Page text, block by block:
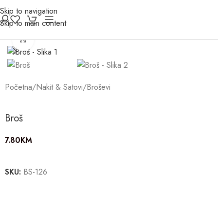
Skip to navigation
Skip to main content
Početna/Nakit & Satovi/Broševi
Broš
7.80KM
SKU: BS-126